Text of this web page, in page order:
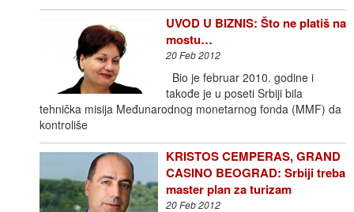
UVOD U BIZNIS: Što ne platiš na
mostu…
20 Feb 2012
Bio je februar 2010. godine i
takođe je u poseti Srbiji bila
tehnička misija Međunarodnog monetarnog fonda (MMF) da
kontroliše
KRISTOS CEMPERAS, GRAND
CASINO BEOGRAD: Srbiji treba
master plan za turizam
20 Feb 2012